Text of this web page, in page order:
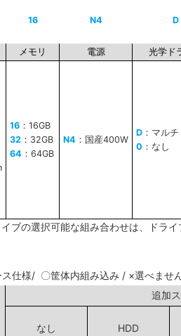
16 N4 D
メモリ 電源 光学ド
16 ：16GB
32 ：32GB
64 ：64GB
N4 ：国産400W
D ：マル
0 ：なし
ブの選択可能な組み合わせは、ドラ
仕様/ 〇筐体内組み込み / ×選べませ
追
なし
HDD